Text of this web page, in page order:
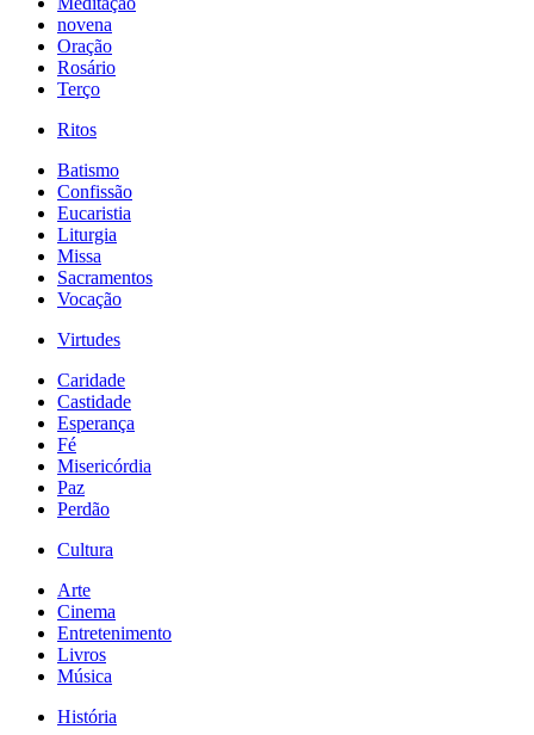
novena
Oração
Rosário
Terço
Ritos
Batismo
Confissão
Eucaristia
Liturgia
Missa
Sacramentos
Vocação
Virtudes
Caridade
Castidade
Esperança
Fé
Misericórdia
Paz
Perdão
Cultura
Arte
Cinema
Entretenimento
Livros
Música
História